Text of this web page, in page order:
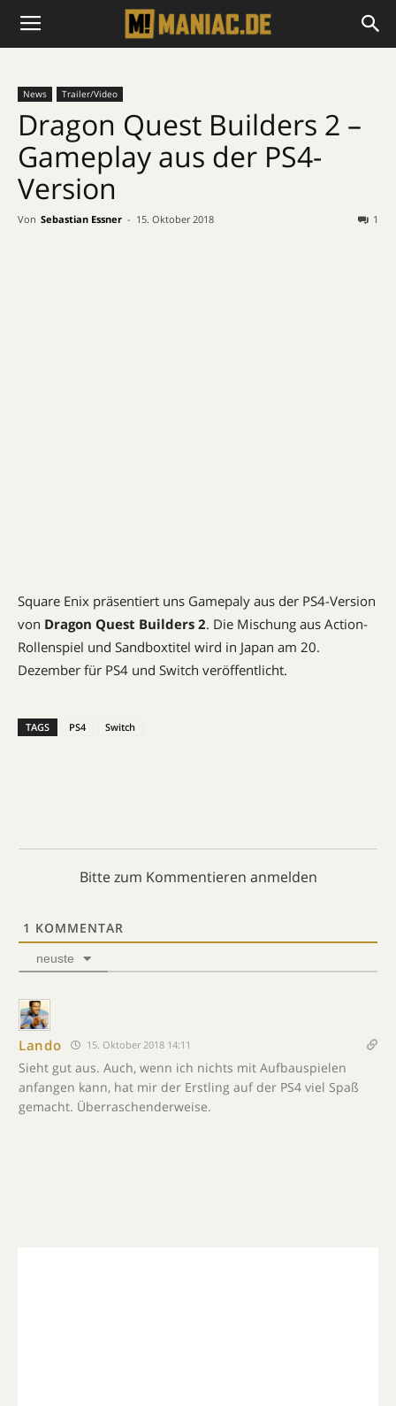
News Trailer/Video
Dragon Quest Builders 2 –
Gameplay aus der PS4-
Version
Von Sebastian Essner - 15. Oktober 2018 1
Square Enix präsentiert uns Gamepaly aus der PS4-Version
von Dragon Quest Builders 2. Die Mischung aus Action-
Rollenspiel und Sandboxtitel wird in Japan am 20.
Dezember für PS4 und Switch veröffentlicht.
TAGS PS4 Switch
Bitte zum Kommentieren anmelden
1 KOMMENTAR
neuste
Lando 15. Oktober 2018 14:11
Sieht gut aus. Auch, wenn ich nichts mit Aufbauspielen
anfangen kann, hat mir der Erstling auf der PS4 viel Spaß
gemacht. Überraschenderweise.